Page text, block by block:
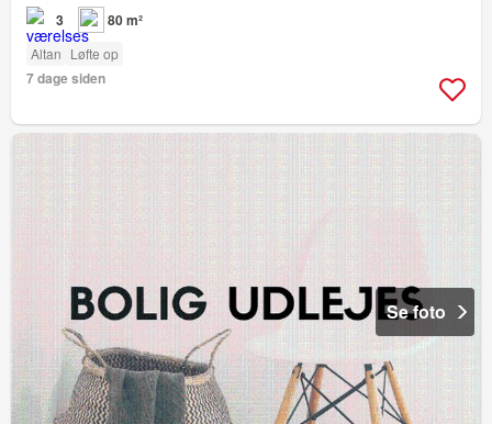
3 80 m²
Altan Løfte op
7 dage siden
Se foto